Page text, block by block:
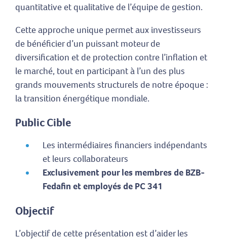
quantitative et qualitative de l’équipe de gestion.
Cette approche unique permet aux investisseurs
de bénéficier d’un puissant moteur de
diversification et de protection contre l’inflation et
le marché, tout en participant à l’un des plus
grands mouvements structurels de notre époque :
la transition énergétique mondiale.
Public Cible
Les intermédiaires financiers indépendants
et leurs collaborateurs
Exclusivement pour les membres de BZB-
Fedafin et employés de PC 341
Objectif
L’objectif de cette présentation est d’aider les